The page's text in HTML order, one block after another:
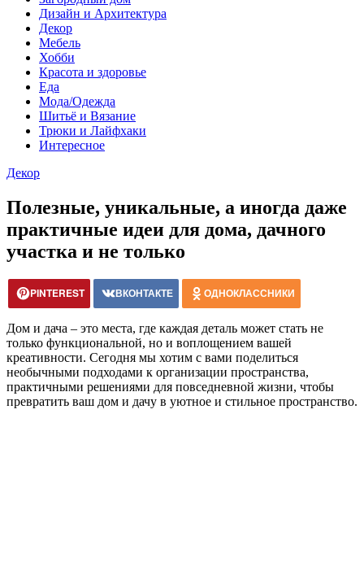
Дизайн и Архитектура
Декор
Мебель
Хобби
Красота и здоровье
Еда
Мода/Одежда
Шитьё и Вязание
Трюки и Лайфхаки
Интересное
Декор
Полезные, уникальные, а иногда даже
практичные идеи для дома, дачного
участка и не только
PINTEREST ВКОНТАКТЕ ОДНОКЛАССНИКИ
Дом и дача – это места, где каждая деталь может стать не
только функциональной, но и воплощением вашей
креативности. Сегодня мы хотим с вами поделиться
необычными подходами к организации пространства,
практичными решениями для повседневной жизни, чтобы
превратить ваш дом и дачу в уютное и стильное пространство.